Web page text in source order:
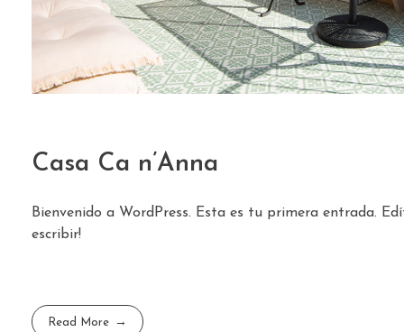
Casa Ca n’Anna
Bienvenido a WordPress. Esta es tu primera entrada.
escribir!
Read More